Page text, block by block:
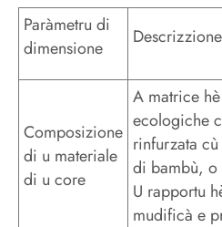
Paràmetru di
dimensione
Composizione
di u materiale
di u core
A matrice
ecologiche
rinfurzata
di bambù,
U rapportu
mudificà e